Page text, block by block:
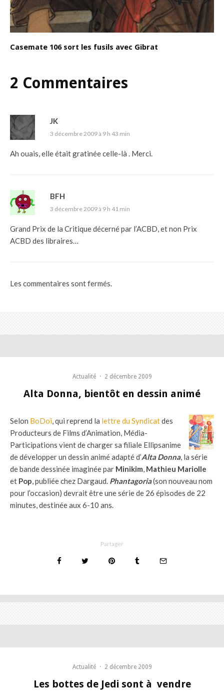
Casemate 106 sort les fusils avec Gibrat
2 Commentaires
JK
3 décembre 2009 à 9 h 43 min
Ah ouais, elle était gratinée celle-là . Merci.
BFH
3 décembre 2009 à 9 h 41 min
Grand Prix de la Critique décerné par l’ACBD, et non Prix
ACBD des libraires…
Les commentaires sont fermés.
Actualité · 2 décembre 2009
Alta Donna, bientôt en dessin animé
Selon BoDoï, qui reprend la lettre du Syndicatdes
Producteurs de Films d’Animation, Média-
Participations vient de charger sa filiale Ellipsanime
de développer un dessin animé adapté d’Alta Donna, la série
de bande dessinée imaginée par Minikim, Mathieu Mariolle
et Pop, publiée chez Dargaud. Phantagoria(son nouveau nom
pour l’occasion) devrait être une série de 26 épisodes de 22
minutes, destinée aux 6-10 ans.
Partager
Actualité · 2 décembre 2009
Les bottes de Jedi sont à vendre